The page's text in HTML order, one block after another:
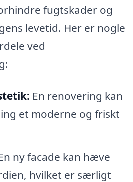
fugtskader og
levetid. Her er nogle
ved
En renovering kan
et moderne og friskt
ny facade kan hæve
hvilket er særligt